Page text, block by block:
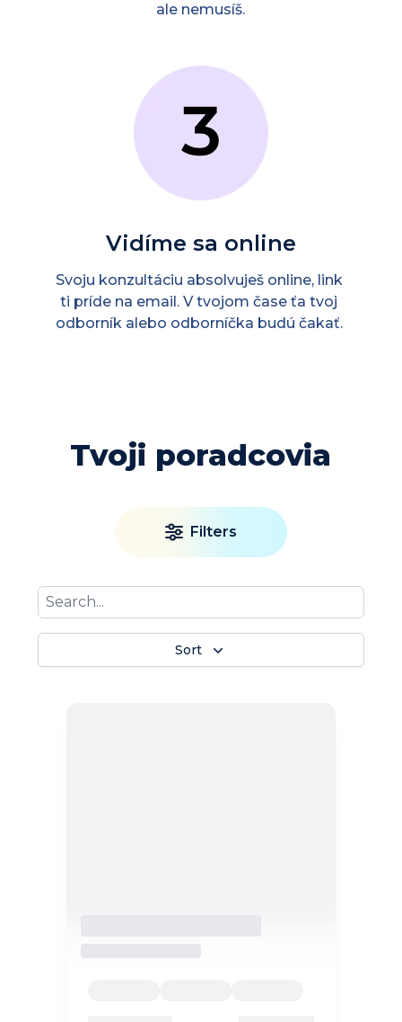
ale nemusíš.
Vidíme sa online
Svoju konzultáciu absolvuješ online, link
ti príde na email. V tvojom čase ťa tvoj
odborník alebo odborníčka budú čakať.
Tvoji poradcovia
Filters
Sort